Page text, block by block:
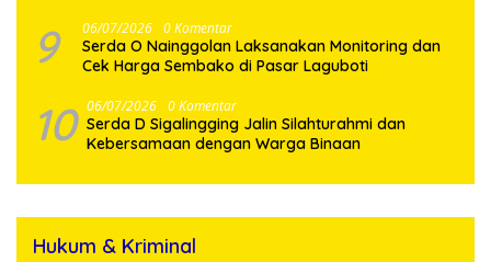
9 06/07/2026 0 Komentar
Serda O Nainggolan Laksanakan Monitoring dan
Cek Harga Sembako di Pasar Laguboti
10 06/07/2026 0 Komentar
Serda D Sigalingging Jalin Silahturahmi dan
Kebersamaan dengan Warga Binaan
Hukum & Kriminal